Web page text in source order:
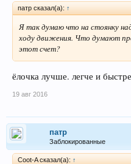
патр сказал(а): ↑
Я так думаю что на стоянку
ходу движения. Что думают
этот счет?
ёлочка лучше. легче и
19 авг 2016
патр
Заблокированные
Coot-A сказал(а): ↑